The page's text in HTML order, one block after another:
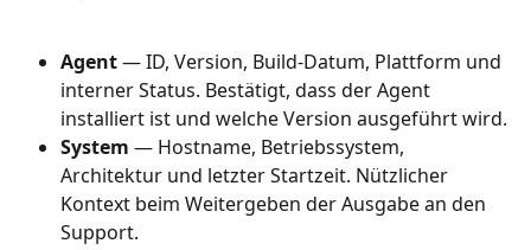
Agent — ID, Version, Build-Datum, Plattform und
interner Status. Bestätigt, dass der Agent
installiert ist und welche Version ausgeführt wird.
System — Hostname, Betriebssystem,
Architektur und letzter Startzeit. Nützlicher
Kontext beim Weitergeben der Ausgabe an den
Support.